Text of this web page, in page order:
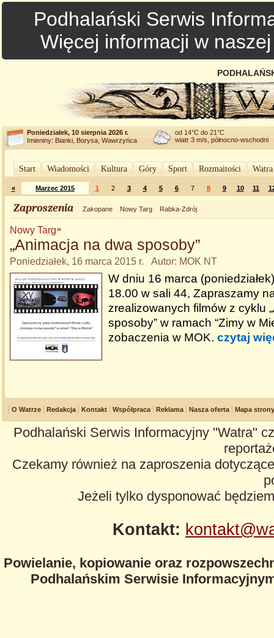
Podhalański Serwis
Więcej informacji w
Poniedziałek, 10 sierpnia 2026 r.
Imieniny: Bianki, Borysa, Wawrzyńca
od 14°C do 21°C
wiatr 3 m/s, północno-wschodni
Start Wiadomości Kultura Góry Sport Rozmaitości
« Marzec 2015 1 2 3 4 5 6 7 8 9 10 11
Zaproszenia Zakopane Nowy Targ Rabka-Zdrój
Nowy Targ
„Animacja na dwa sposoby”
Poniedziałek, 16 marca 2015 r. Autor: MOK NT
W dniu 16 marca
18.00 w sali 44, Zapraszamy
zrealizowanych filmów z cyklu
sposoby” w ramach “Zimy w
zobaczenia w MOK. czytaj
O Watrze Redakcja Kontakt Współpraca Reklama Nasza oferta Mapa strony
Podhalański Serwis Informacyjny "Watra"
Czekamy również na zaproszenia
Jeżeli tylko dysponować
Kontakt:
Powielanie, kopiowanie oraz
Podhalańskim Serwisie